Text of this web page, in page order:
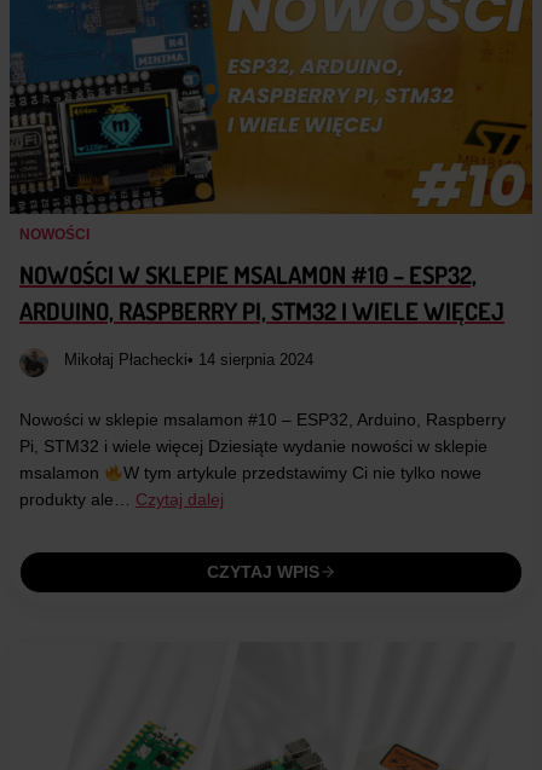
NOWOŚCI
NOWOŚCI W SKLEPIE MSALAMON #10 – ESP32,
ARDUINO, RASPBERRY PI, STM32 I WIELE WIĘCEJ
Mikołaj Płachecki• 14 sierpnia 2024
Nowości w sklepie msalamon #10 – ESP32, Arduino, Raspberry
Pi, STM32 i wiele więcej Dziesiąte wydanie nowości w sklepie
msalamon
W tym artykule przedstawimy Ci nie tylko nowe
produkty ale… Czytaj dalej
CZYTAJ WPIS